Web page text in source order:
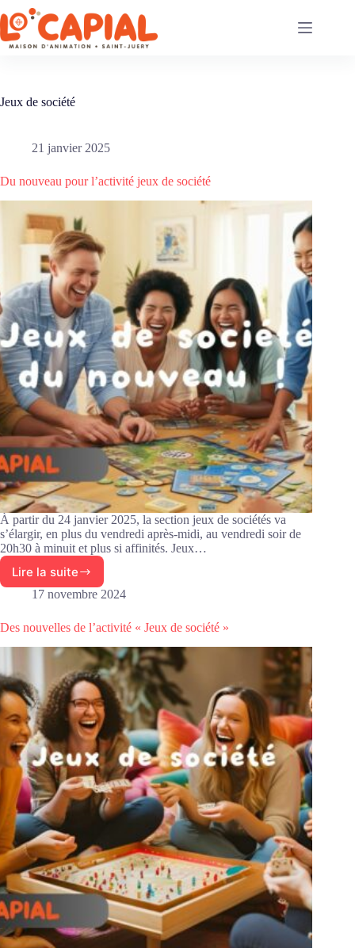
Passer
au
contenu
Jeux de société
21 janvier 2025
Du nouveau pour l’activité jeux de société
À partir du 24 janvier 2025, la section jeux de sociétés va
s’élargir, en plus du vendredi après-midi, au vendredi soir de
20h30 à minuit et plus si affinités. Jeux…
Lire la suite
Du
nouveau
l’activité
de
société
17 novembre 2024
Des nouvelles de l’activité « Jeux de société »